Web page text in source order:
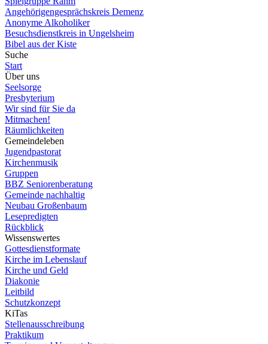
Angehörigengesprächskreis Demenz
Anonyme Alkoholiker
Besuchsdienstkreis in Ungelsheim
Bibel aus der Kiste
Suche
Start
Über uns
Seelsorge
Presbyterium
Wir sind für Sie da
Mitmachen!
Räumlichkeiten
Gemeindeleben
Jugendpastorat
Kirchenmusik
Gruppen
BBZ Seniorenberatung
Gemeinde nachhaltig
Neubau Großenbaum
Lesepredigten
Rückblick
Wissenswertes
Gottesdienstformate
Kirche im Lebenslauf
Kirche und Geld
Diakonie
Leitbild
Schutzkonzept
KiTas
Stellenausschreibung
Praktikum